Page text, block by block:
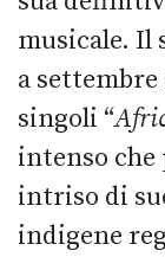
musicale. Il
a
singoli “
intenso che
intriso di
indigene